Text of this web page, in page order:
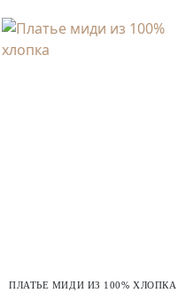
ПЛАТЬЕ МИДИ ИЗ 100% ХЛОПКА